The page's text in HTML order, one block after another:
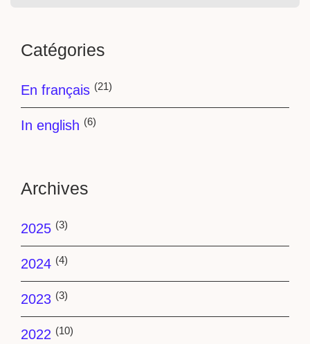
Catégories
En français (21)
In english (6)
Archives
2025 (3)
2024 (4)
2023 (3)
2022 (10)